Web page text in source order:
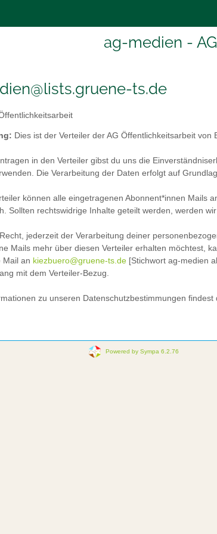
ag-medien -
ts.de
Dies ist der Verteiler der AG Öffentlichkeitsarbeit von
in den Verteiler gibst du uns die
Die Verarbeitung der Daten erfolgt auf
können alle eingetragenen Abonnent*innen Mails
Sollten rechtswidrige Inhalte geteilt werden, werden
jederzeit der Verarbeitung deiner
Mails mehr über diesen Verteiler erhalten möchtest,
Mail an kiezbuero@gruene-ts.de [Stichwort ag-medien
mit dem Verteiler-Bezug.
zu unseren Datenschutzbestimmungen findest
Powered by Sympa 6.2.76